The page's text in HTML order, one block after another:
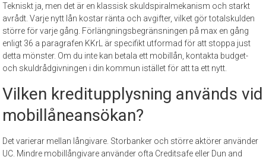
Tekniskt ja, men det är en klassisk skuldspiralmekanism och starkt
avrådt. Varje nytt lån kostar ränta och avgifter, vilket gör totalskulden
större för varje gång. Förlängningsbegränsningen på max en gång
enligt 36 a paragrafen KKrL är specifikt utformad för att stoppa just
detta mönster. Om du inte kan betala ett mobillån, kontakta budget-
och skuldrådgivningen i din kommun istället för att ta ett nytt.
Vilken kreditupplysning används vid
mobillåneansökan?
Det varierar mellan långivare. Storbanker och större aktörer använder
UC. Mindre mobillångivare använder ofta Creditsafe eller Dun and